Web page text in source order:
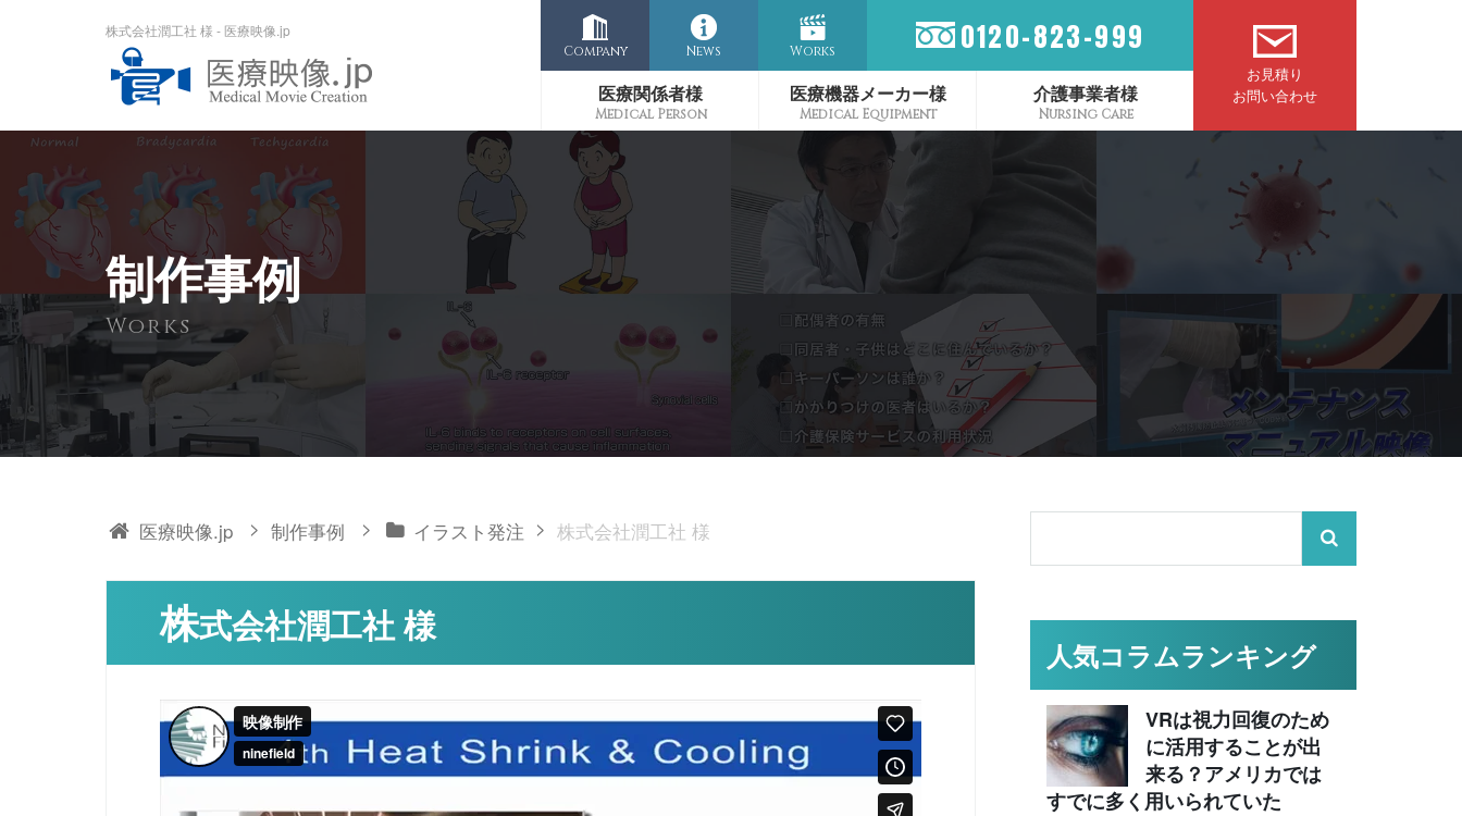
株式会社潤工社 様 - 医療映像.jp 0120-823-999
お見積り
お問い合わせ
Company News Works
医療関係者様 医療機器メーカー様 介護事業者様
制作事例
医療映像.jp > 制作事例 > イラスト発注 > 株式会社潤工社 様
株式会社潤工社 様
人気コラムランキング
VRは視力回復のため
に活用することが出
来る？アメリカでは
すでに多く用いられていた